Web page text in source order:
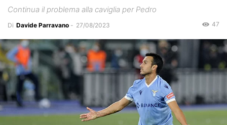
Continua il problema alla caviglia per Pedro
Di Davide Parravano - 27/08/2023 47